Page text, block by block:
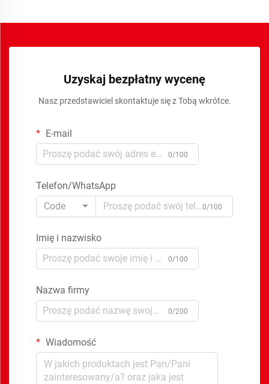
Uzyskaj bezpłatny wycenę
Nasz przedstawiciel skontaktuje się z Tobą wkrótce.
E-mail
0/100
Telefon/WhatsApp
Code
0/100
Imię i nazwisko
0/100
Nazwa firmy
0/200
Wiadomość